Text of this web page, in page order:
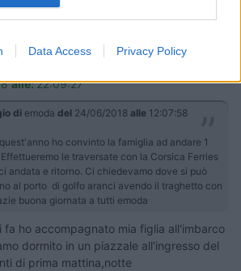
Data Access Privacy Policy
alle:22:09:27
di emoda del 24/06/2018 alle 12:07:58
ho convinto la famiglia ad andare 1
le traversate con la Corsica Ferries
andata e ritorno. Ci chiedevamo dove si può
al porto di golfo aranci avendo il traghetto con
buona giornata a tutti emoda
fa ho accompagnato mia figlia all'imbarco
dormito in un piazzale all'ingresso del
di prima mattina,notte